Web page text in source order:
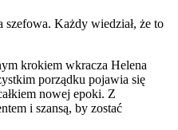
Każdy wiedział, że to
krokiem wkracza Helena
porządku pojawia się
nowej epoki. Z
i szansą, by zostać